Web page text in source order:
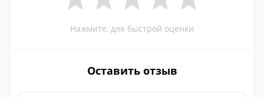
Нажмите, для быстрой оценки
Оставить отзыв